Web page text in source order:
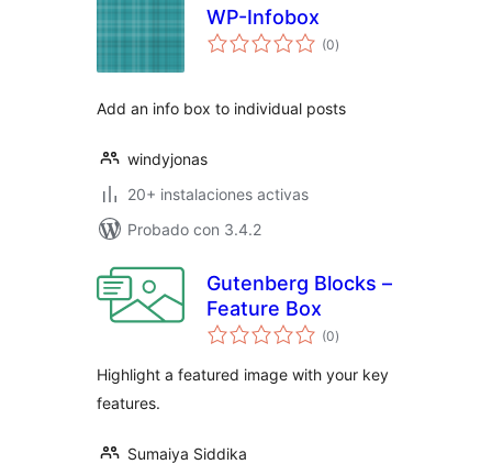
WP-Infobox
(0total
de
)
Add an info box to individual posts
windyjonas
20+ instalaciones activas
Probado con 3.4.2
Gutenberg Blocks –
Feature Box
(0total
de
)
Highlight a featured image with your key
features.
Sumaiya Siddika